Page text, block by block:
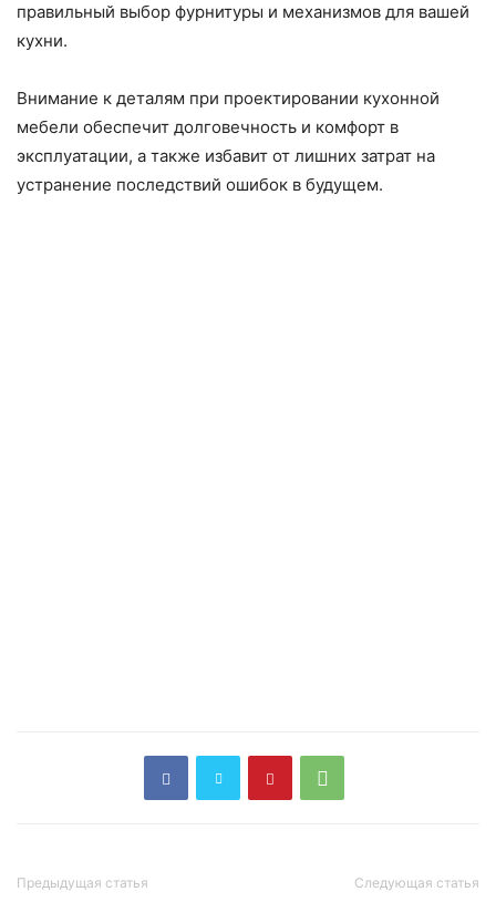
правильный выбор фурнитуры и механизмов для вашей
кухни.
Внимание к деталям при проектировании кухонной
мебели обеспечит долговечность и комфорт в
эксплуатации, а также избавит от лишних затрат на
устранение последствий ошибок в будущем.
Предыдущая статья Следующая статья